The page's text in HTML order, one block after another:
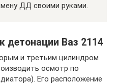
ДД своими руками.
детонации Ваз 2114
и третьим цилиндром
осмотр по
Его расположение